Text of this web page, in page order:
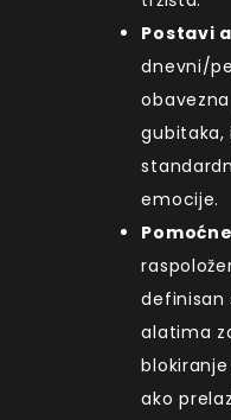
Postavi
dnevni/
gubitaka,
emocije.
definisan
alatima
ako